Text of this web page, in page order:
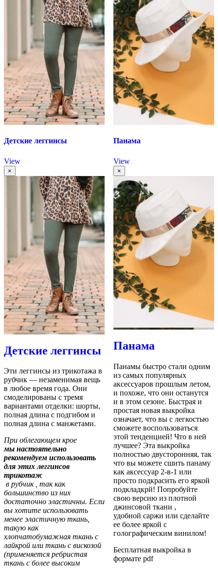
Детские леггинсы
View
×
Детские леггинсы
Эти леггинсы из трикотажа в
рубчик — незаменимая вещь
в любое время года. Они
смоделированы с тремя
вариантами отделки: шорты,
полная длина с подгибом и
полная длина с манжетами.
При облегающем крое
мы настоятельно
рекомендуем использовать
для этих леггинсов
трикотаж
в рубчик , так как
большинство из них
достаточно эластичны. Если
вы хотите использовать
менее эластичную ткань,
такую ​​как
хлопчатобумажная ткань с
лайкрой или ткань с вискозой
(применяется ребристая
ткань с более высоким
Панама
View
×
Панама
Панамы быстро стали одним
из самых популярных
аксессуаров прошлым летом,
и похоже, что они останутся
и в этом сезоне. Быстрая и
простая новая выкройка
означает, что вы с легкостью
сможете воспользоваться
этой тенденцией! Что в ней
лучшее? Эта выкройка
полностью двусторонняя, так
что вы можете сшить панаму
как аксессуар 2-в-1 или
просто подкрасить его яркой
подкладкрй! Попробуйте
свою версию из плотной
джинсовой ткани ,
удобной саржи или сделайте
ее более яркой с
голографическим винилом!
Бесплатная выкройка в
формате pdf